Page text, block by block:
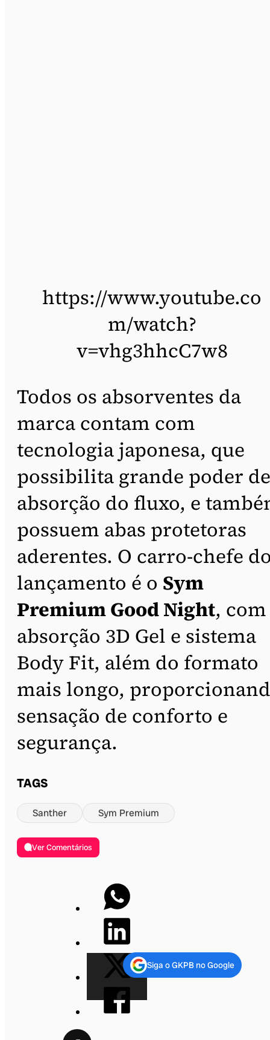
https://www.youtube.co
m/watch?
v=vhg3hhcC7w8
Todos os absorventes da
marca contam com
tecnologia japonesa, que
possibilita grande poder de
absorção do fluxo, e
possuem abas protetoras
aderentes. O carro-chefe
lançamento é o Sym
Premium Good Night, com
absorção 3D Gel e sistema
Body Fit, além do formato
mais longo,
sensação de conforto e
segurança.
TAGS
Santher Sym Premium
Ver Comentários
Siga o GKPB no Google